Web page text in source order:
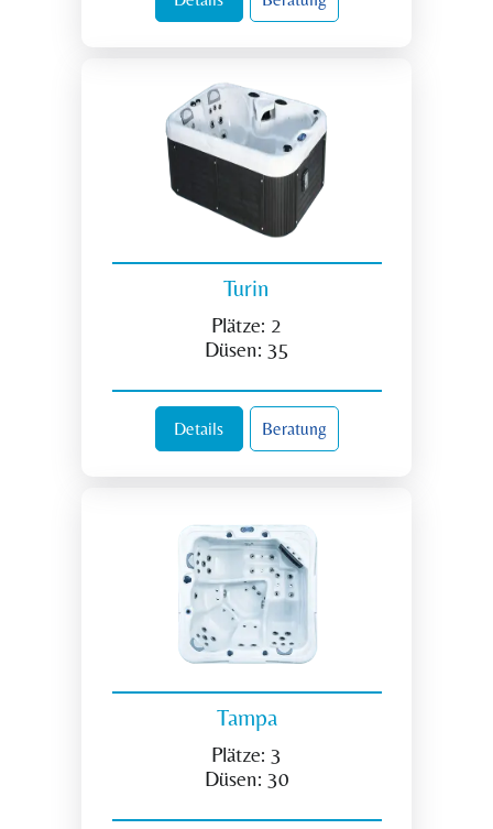
Turin
Plätze: 2
Düsen: 35
Details Beratung
Tampa
Plätze: 3
Düsen: 30